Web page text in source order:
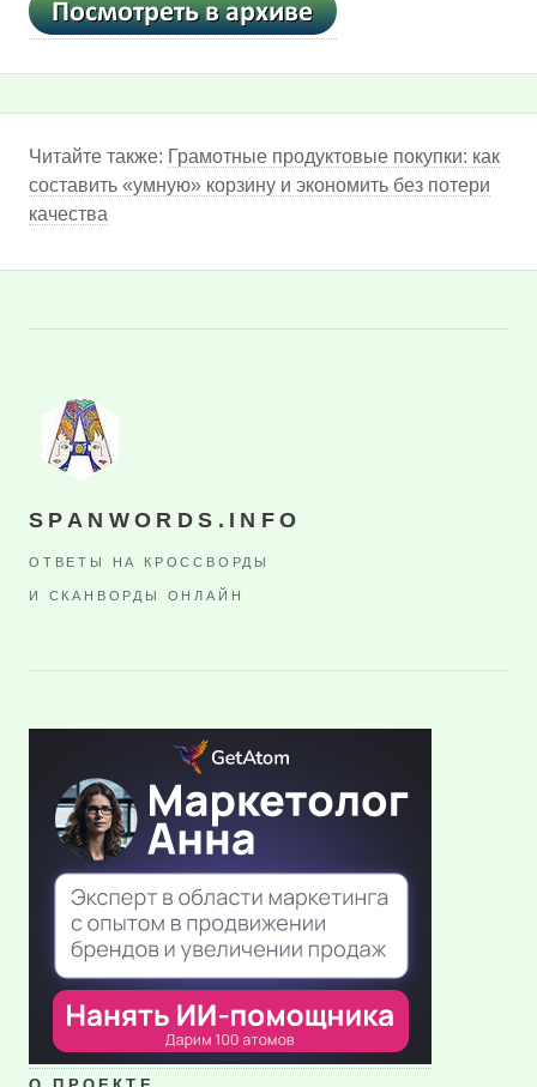
Читайте также: Грамотные продуктовые покупки: как
составить «умную» корзину и экономить без потери
качества
SPANWORDS.INFO
ОТВЕТЫ НА КРОССВОРДЫ
И СКАНВОРДЫ ОНЛАЙН